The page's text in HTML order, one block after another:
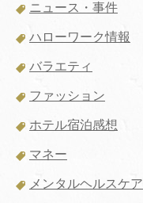
ニュース・事件
ハローワーク情報
バラエティ
ファッション
ホテル宿泊感想
マネー
メンタルヘルスケア